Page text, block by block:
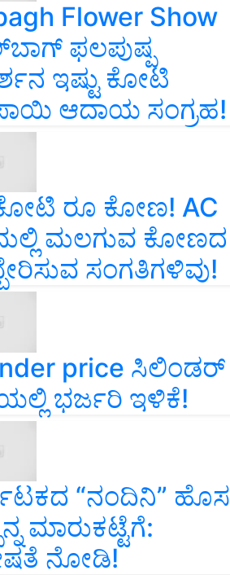
Flower Show
ಫಲಪುಷ್ಪ
ಇಷ್ಟು ಕೋಟಿ
ಆದಾಯ ಸಂಗ್ರಹ!
ರೂ ಕೋಣ! AC
ಮಲಗುವ ಕೋಣದ
ಸಂಗತಿಗಳಿವು!
price ಸಿಲಿಂಡರ್‌
ಭರ್ಜರಿ ಇಳಿಕೆ!
“ನಂದಿನಿ” ಹೊಸ
ಮಾರುಕಟ್ಟೆಗೆ:
ನೋಡಿ!